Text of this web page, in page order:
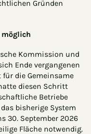
Gründen
Kommission und
Ende vergangenen
die Gemeinsame
diesen Schritt
Betriebe
bisherige System
30. September 2026
Fläche notwendig.